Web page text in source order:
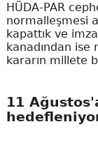
HÜDA-PAR
normalleşmesi
kapattık ve
kanadından
kararın millete
11